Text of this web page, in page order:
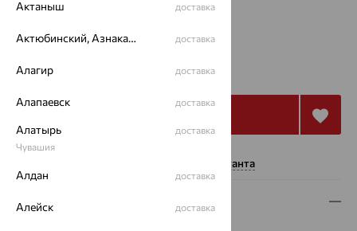
917
Нужна помощь консультанта
Описание
Актаныш доставка
Актюбинский, Азнакаевский район доставка
Алагир доставка
Алапаевск доставка
Алатырь
Чувашия
доставка
Алдан доставка
Алейск доставка